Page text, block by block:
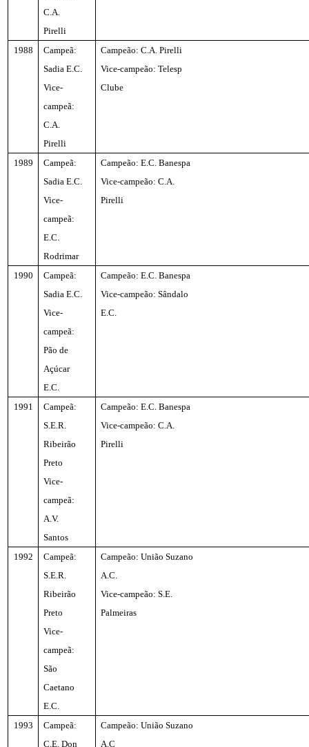
C.A.
Pirelli
1988
Campeã:
Sadia E.C.
Vice-
campeã:
C.A.
Pirelli
Campeão: C.A. Pirelli
Vice-campeão: Telesp
Clube
1989
Campeã:
Sadia E.C.
Vice-
campeã:
E.C.
Rodrimar
Campeão: E.C. Banespa
Vice-campeão: C.A.
Pirelli
1990
Campeã:
Sadia E.C.
Vice-
campeã:
Pão de
Açúcar
E.C.
Campeão: E.C. Banespa
Vice-campeão: Sândalo
E.C.
1991
Campeã:
S.E.R.
Ribeirão
Preto
Vice-
campeã:
A.V.
Santos
Campeão: E.C. Banespa
Vice-campeão: C.A.
Pirelli
1992
Campeã:
S.E.R.
Ribeirão
Preto
Vice-
campeã:
São
Caetano
E.C.
Campeão: União Suzano
A.C.
Vice-campeão: S.E.
Palmeiras
1993
Campeã:
C.E. Don
Campeão: União Suzano
A.C